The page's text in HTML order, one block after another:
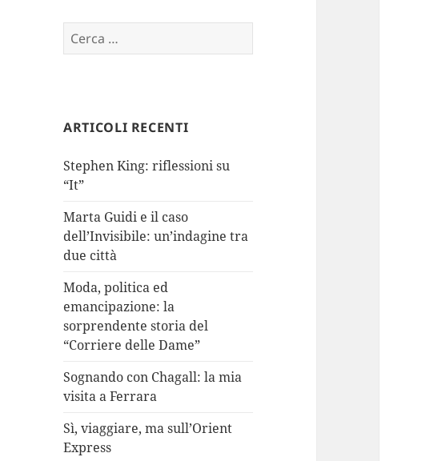
Ricerca
per:
ARTICOLI RECENTI
Stephen King: riflessioni su
“It”
Marta Guidi e il caso
dell’Invisibile: un’indagine tra
due città
Moda, politica ed
emancipazione: la
sorprendente storia del
“Corriere delle Dame”
Sognando con Chagall: la mia
visita a Ferrara
Sì, viaggiare, ma sull’Orient
Express